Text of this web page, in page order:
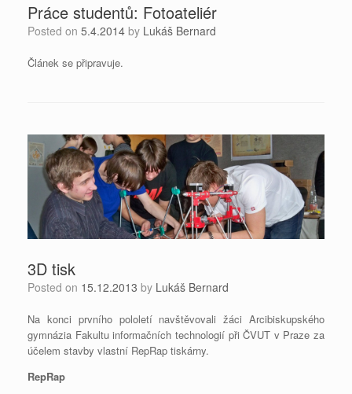
Práce studentů: Fotoateliér
Posted on 5.4.2014 by Lukáš Bernard
Článek se připravuje.
3D tisk
Posted on 15.12.2013 by Lukáš Bernard
Na konci prvního pololetí navštěvovali žáci Arcibiskupského
gymnázia Fakultu informačních technologií při ČVUT v Praze za
účelem stavby vlastní RepRap tiskárny.
RepRap